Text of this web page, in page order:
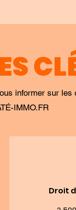
informer sur
IMMO.FR
Droit